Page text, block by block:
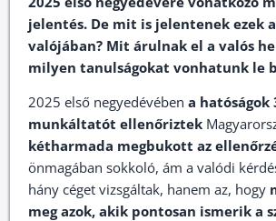
jelentés. De mit is jelentenek ezek
valójában? Mit árulnak el a valós
milyen tanulságokat vonhatunk le
2025 első negyedévében a hatóságok
munkáltatót ellenőriztek
kétharmada megbukott az
önmagában sokkoló, ám a valódi
hány céget vizsgáltak, hanem az, hogy
meg azok, akik pontosan ismerik a